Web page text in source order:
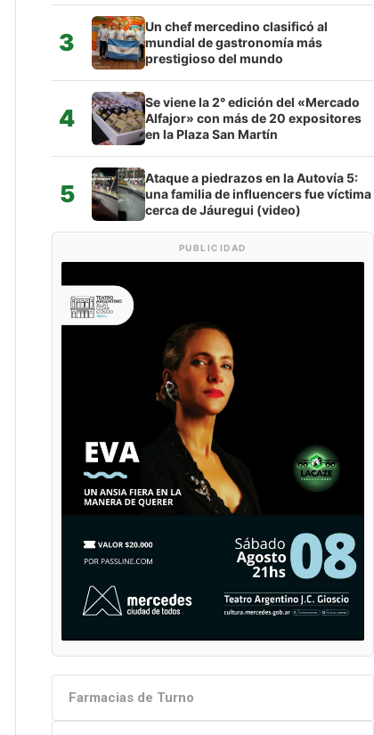
3
Un chef mercedino clasificó al
mundial de gastronomía más
prestigioso del mundo
4
Se viene la 2° edición del «Mercado
Alfajor» con más de 20 expositores
en la Plaza San Martín
5
Ataque a piedrazos en la Autovía 5:
una familia de influencers fue víctima
cerca de Jáuregui (video)
PUBLICIDAD
Farmacias de Turno